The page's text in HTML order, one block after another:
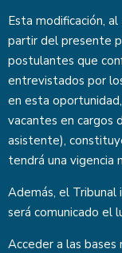
Esta modificación,
partir del presente
postulantes que
entrevistados por
en esta
vacantes en cargos
asistente),
tendrá una vigencia
Además, el
será comunicado el
Acceder a las bases